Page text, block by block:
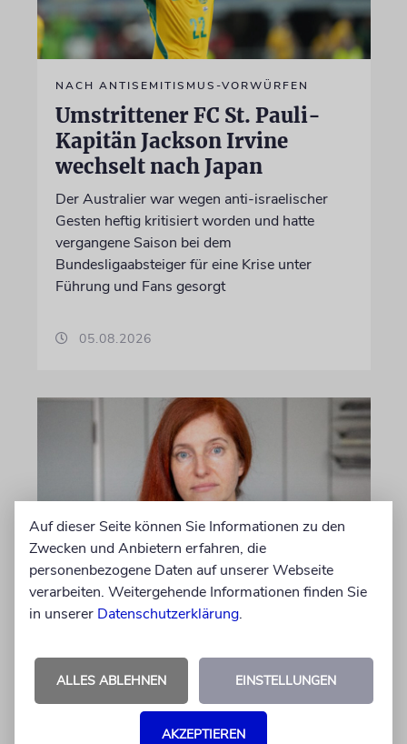
NACH ANTISEMITISMUS-VORWÜRFEN
Umstrittener FC St. Pauli-
Kapitän Jackson Irvine
wechselt nach Japan
Der Australier war wegen anti-israelischer
Gesten heftig kritisiert worden und hatte
vergangene Saison bei dem
Bundesligaabsteiger für eine Krise unter
Führung und Fans gesorgt
05.08.2026
MEINUNG
Danke, Boy George!
Wie die 80er-Jahre-Ikone gegen alle
Widerstände für Israel eintritt, verdient
Auf dieser Seite können Sie Informationen zu den
Zwecken und Anbietern erfahren, die
personenbezogene Daten auf unserer Webseite
verarbeiten. Weitergehende Informationen finden Sie
in unserer Datenschutzerklärung.
ALLES ABLEHNEN EINSTELLUNGEN
AKZEPTIEREN